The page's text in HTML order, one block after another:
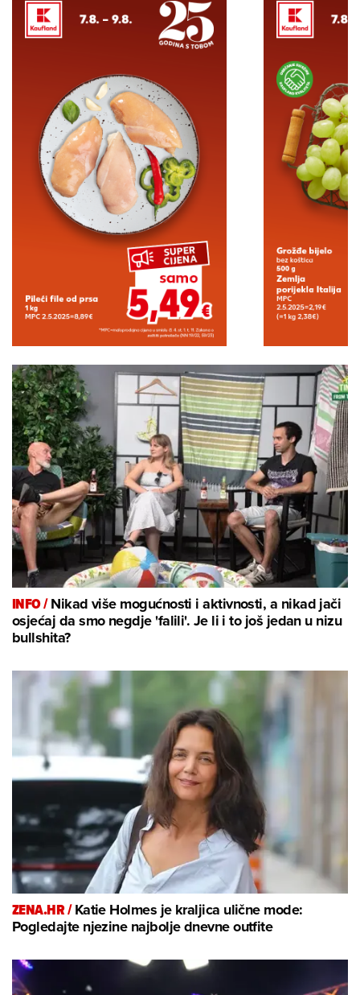
INFO /Nikad više mogućnosti i aktivnosti, a nikad jači
osjećaj da smo negdje 'falili'. Je li i to još jedan u nizu
bullshita?
ZENA.HR /Katie Holmes je kraljica ulične mode:
Pogledajte njezine najbolje dnevne outfite